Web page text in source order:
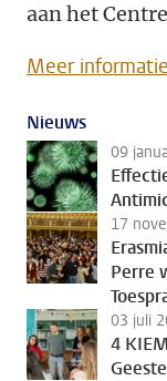
aan het
Meer
Nieuws
09
17
Perre
03 juli
4